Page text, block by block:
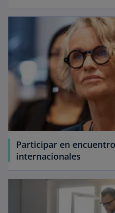
Participar en
internacionales